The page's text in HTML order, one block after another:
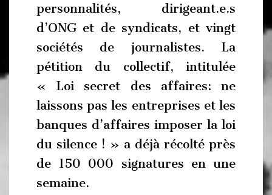
personnalités, dirigeant.e.s
d’ONG et de syndicats, et vingt
sociétés de journalistes. La
pétition du collectif, intitulée
« Loi secret des affaires: ne
laissons pas les entreprises et les
banques d’affaires imposer la loi
du silence ! » a déjà récolté près
de 150 000 signatures en une
semaine.